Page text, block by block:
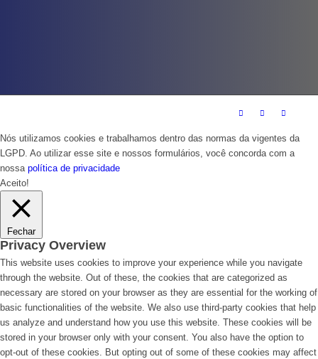
Nós utilizamos cookies e trabalhamos dentro das normas da vigentes da
LGPD. Ao utilizar esse site e nossos formulários, você concorda com a
nossa política de privacidade
Aceito!
Fechar
Privacy Overview
This website uses cookies to improve your experience while you navigate
through the website. Out of these, the cookies that are categorized as
necessary are stored on your browser as they are essential for the working of
basic functionalities of the website. We also use third-party cookies that help
us analyze and understand how you use this website. These cookies will be
stored in your browser only with your consent. You also have the option to
opt-out of these cookies. But opting out of some of these cookies may affect